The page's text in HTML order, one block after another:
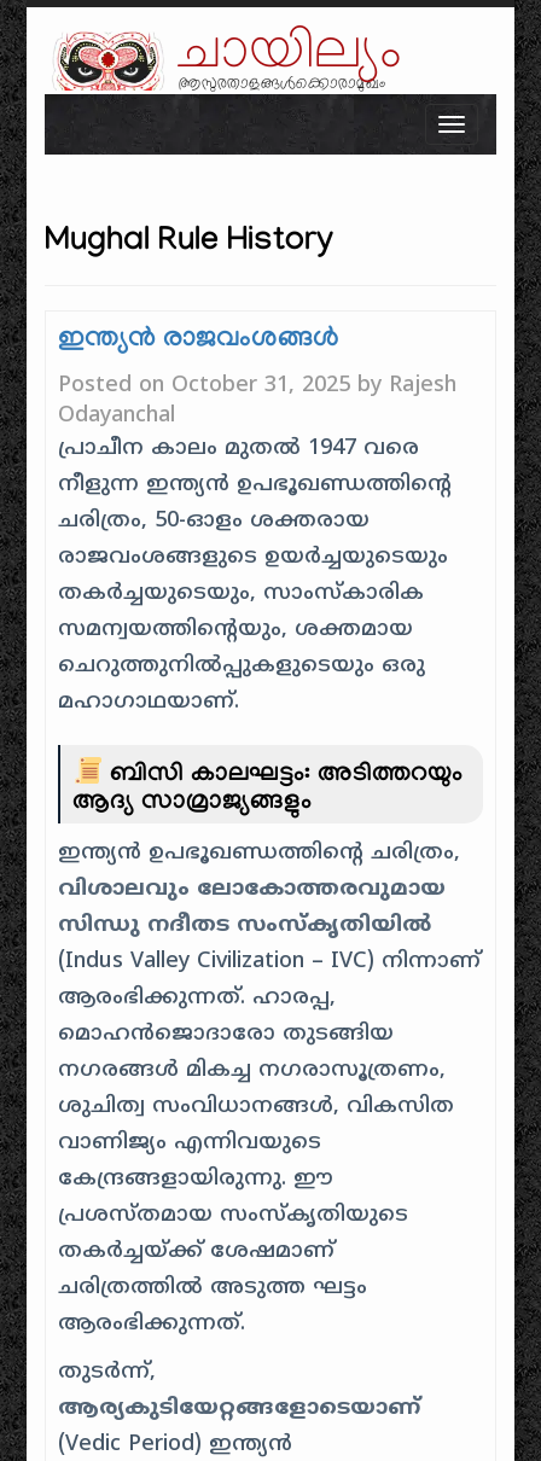
ചായില്യം
ആസുരതാളങ്ങൾക്കൊരാമുഖം
Skip to content
Toggle
Mughal Rule History
ഇന്ത്യൻ രാജവംശങ്ങൾ
Posted on October 31, 2025 by Rajesh
Odayanchal
പ്രാചീന കാലം മുതൽ 1947 വരെ
നീളുന്ന ഇന്ത്യൻ ഉപഭൂഖണ്ഡത്തിൻ്റെ
ചരിത്രം, 50-ഓളം ശക്തരായ
രാജവംശങ്ങളുടെ ഉയർച്ചയുടെയും
തകർച്ചയുടെയും, സാംസ്കാരിക
സമന്വയത്തിൻ്റെയും, ശക്തമായ
ചെറുത്തുനിൽപ്പുകളുടെയും ഒരു
മഹാഗാഥയാണ്.
ബിസി കാലഘട്ടം: അടിത്തറയും
ആദ്യ സാമ്രാജ്യങ്ങളും
ഇന്ത്യൻ ഉപഭൂഖണ്ഡത്തിൻ്റെ ചരിത്രം,
വിശാലവും ലോകോത്തരവുമായ
സിന്ധു നദീതട സംസ്കൃതിയിൽ
(Indus Valley Civilization – IVC) നിന്നാണ്
ആരംഭിക്കുന്നത്. ഹാരപ്പ,
മൊഹൻജൊദാരോ തുടങ്ങിയ
നഗരങ്ങൾ മികച്ച നഗരാസൂത്രണം,
ശുചിത്വ സംവിധാനങ്ങൾ, വികസിത
വാണിജ്യം എന്നിവയുടെ
കേന്ദ്രങ്ങളായിരുന്നു. ഈ
പ്രശസ്തമായ സംസ്കൃതിയുടെ
തകർച്ചയ്ക്ക് ശേഷമാണ്
ചരിത്രത്തിൽ അടുത്ത ഘട്ടം
ആരംഭിക്കുന്നത്.
തുടർന്ന്,
ആര്യകുടിയേറ്റങ്ങളോടെയാണ്
(Vedic Period) ഇന്ത്യൻ